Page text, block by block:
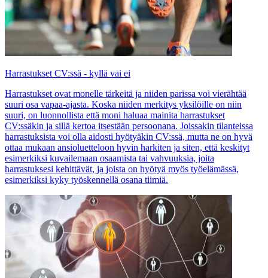
Harrastukset CV:ssä - kyllä vai ei
Harrastukset ovat monelle tärkeitä ja niiden parissa voi vierähtää
suuri osa vapaa-ajasta. Koska niiden merkitys yksilöille on niin
suuri, on luonnollista että moni haluaa mainita harrastukset
CV:ssäkin ja sillä kertoa itsestään persoonana. Joissakin tilanteissa
harrastuksista voi olla aidosti hyötyäkin CV:ssä, mutta ne on hyvä
ottaa mukaan ansioluetteloon hyvin harkiten ja siten, että keskityt
esimerkiksi kuvailemaan osaamista tai vahvuuksia, joita
harrastuksesi kehittävät, ja joista on hyötyä myös työelämässä,
esimerkiksi kyky työskennellä osana tiimiä.